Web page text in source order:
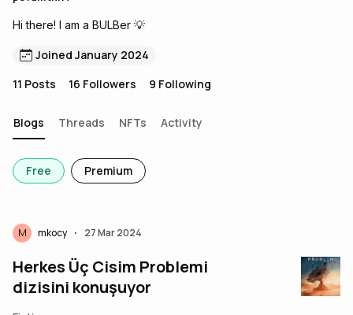
Hi there! I am a BULBer 💡
Joined January 2024
11 Posts 16 Followers 9 Following
Blogs Threads NFTs Activity
Free Premium
M mkocy • 27 Mar 2024
Herkes Üç Cisim Problemi
dizisini konuşuyor